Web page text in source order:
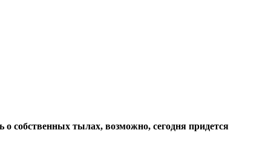
собственных тылах, возможно, сегодня придется